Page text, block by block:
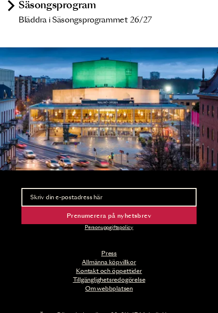
Säsongsprogram
Bläddra i Säsongsprogrammet 26/27
Press
Allmänna köpvillkor
Kontakt och öppettider
Tillgänglighetsredogörelse
Om webbplatsen
Nyhetsbrev
Ta del av förhandsinformation och biljettsläpp.
Prenumerera på nyhetsbrev
Personuppgiftspolicy